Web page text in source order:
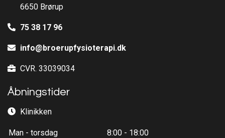
6650 Brørup
75 38 17 96
info@broerupfysioterapi.dk
CVR. 33039034
Åbningstider
Klinikken
Man - torsdag
8:00 - 18:00